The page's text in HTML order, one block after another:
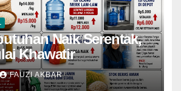
Naik Serentak,
Khawatir
FAUZI AKBAR